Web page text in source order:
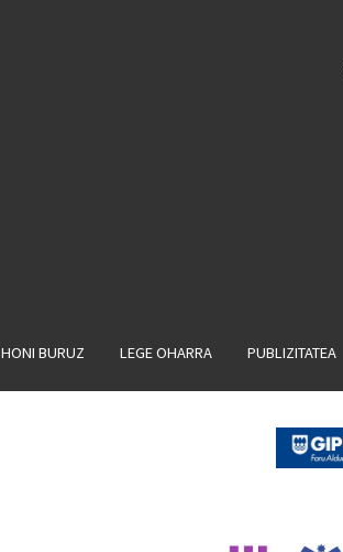
HONI BURUZ LEGE OHARRA PUBLIZITATEA